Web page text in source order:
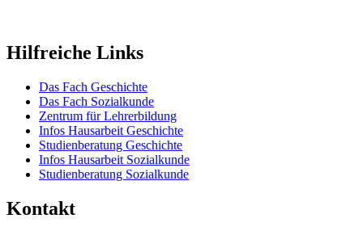
Hilfreiche Links
Das Fach Geschichte
Das Fach Sozialkunde
Zentrum für Lehrerbildung
Infos Hausarbeit Geschichte
Studienberatung Geschichte
Infos Hausarbeit Sozialkunde
Studienberatung Sozialkunde
Kontakt